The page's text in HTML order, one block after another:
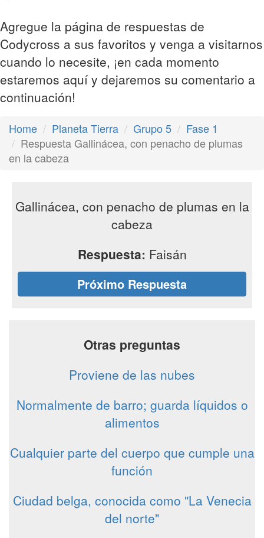
Agregue la página de respuestas de
Codycross a sus favoritos y venga a visitarnos
cuando lo necesite, ¡en cada momento
estaremos aquí y dejaremos su comentario a
continuación!
Home Planeta Tierra Grupo 5
Fase 1
Respuesta Gallinácea, con penacho de plumas
en la cabeza
Gallinácea, con penacho de plumas en la
cabeza
Respuesta: Faisán
Próximo Respuesta
Otras preguntas
Proviene de las nubes
Normalmente de barro; guarda líquidos o
alimentos
Cualquier parte del cuerpo que cumple una
función
Ciudad belga, conocida como "La Venecia
del norte"